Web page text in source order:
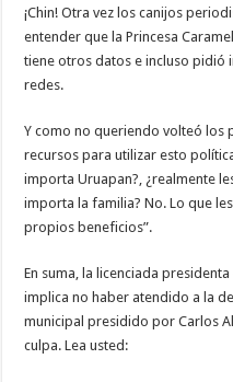
¡Chin! Otra vez los canijos
entender que la Princesa
tiene otros datos e incluso pidió
redes.
Y como no queriendo volteó los
recursos para utilizar esto
importa Uruapan?, ¿realmente
importa la familia? No. Lo que
propios beneficios”.
En suma, la licenciada
implica no haber atendido a la
municipal presidido por Carlos
culpa. Lea usted: